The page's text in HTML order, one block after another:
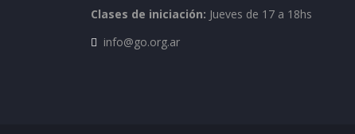
Clases de iniciación: Jueves de 17 a 18hs
info@go.org.ar